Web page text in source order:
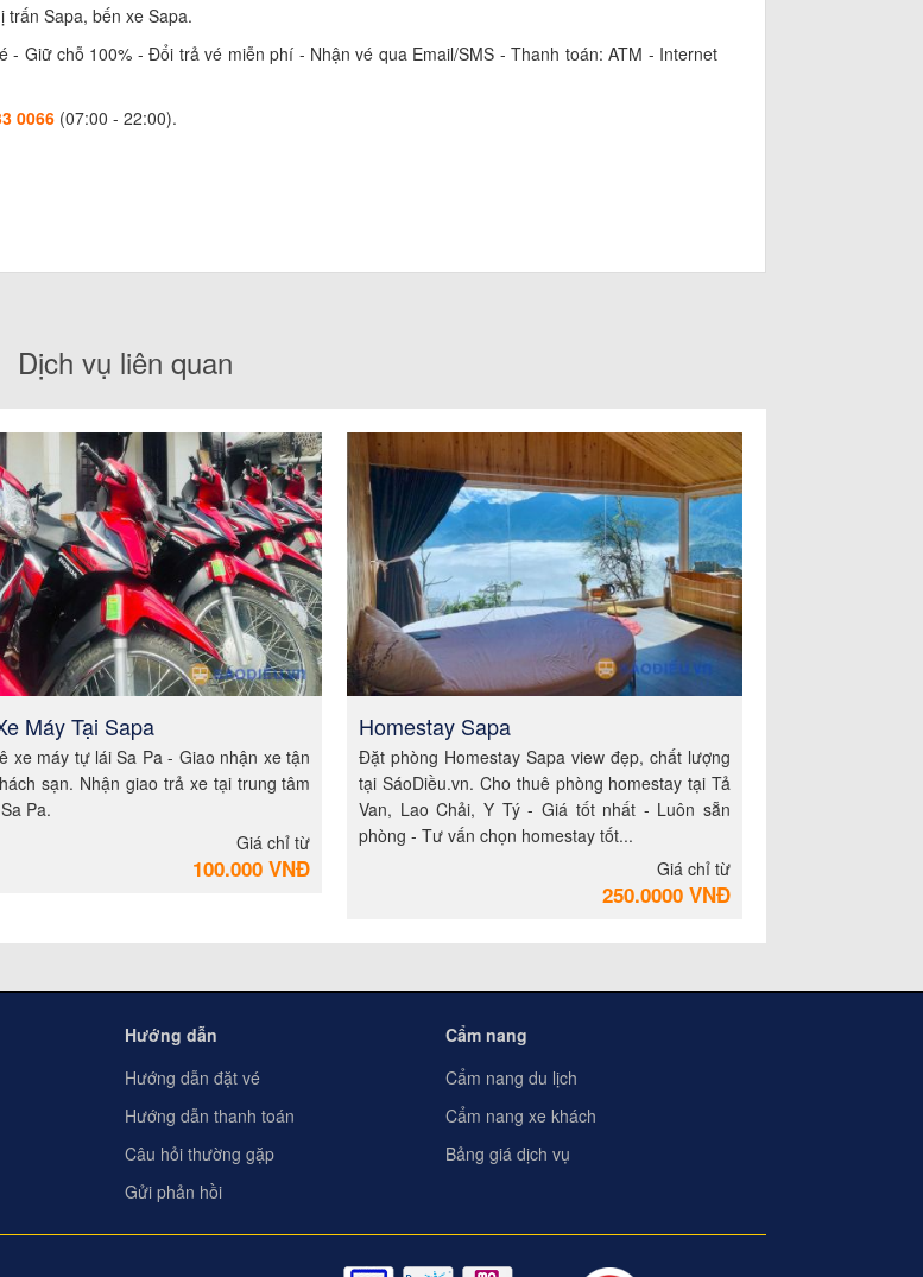
trấn Sapa, bến xe Sapa.
Giữ chỗ 100% - Đổi trả vé miễn phí - Nhận vé qua Email/SMS - Thanh toán: ATM - Internet
0066 (07:00 - 22:00).
Dịch vụ liên quan
Máy Tại Sapa
xe máy tự lái Sa Pa - Giao nhận xe tận
sạn. Nhận giao trả xe tại trung tâm
Pa.
Giá chỉ từ
100.000 VNĐ
Homestay Sapa
Đặt phòng Homestay Sapa view đẹp, chất lượng
tại SáoDiều.vn. Cho thuê phòng homestay tại Tả
Van, Lao Chải, Y Tý - Giá tốt nhất - Luôn sẵn
phòng - Tư vấn chọn homestay tốt...
Giá chỉ từ
250.0000 VNĐ
Hướng dẫn
Hướng dẫn đặt vé
Hướng dẫn thanh toán
Câu hỏi thường gặp
Gửi phản hồi
Cẩm nang
Cẩm nang du lịch
Cẩm nang xe khách
Bảng giá dịch vụ